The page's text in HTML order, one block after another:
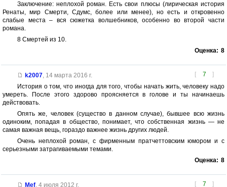
Заключение: неплохой роман. Есть свои плюсы (лирическая история
Ренаты, мир Смерти, Сдумс, более или менее), но есть и откровенно
слабые места – вся сюжетка волшебников, особенно во второй части
романа.
8 Смертей из 10.
Оценка: 8
[ 7 ]
k2007, 14 марта 2016 г.
История о том, что иногда для того, чтобы начать жить, человеку надо
умереть. После этого здорово проясняется в голове и ты начинаешь
действовать.
Опять же, человек (существо в данном случае), бывшее всю жизнь
одиноким, попадая в общество, понимает, что собственная жизнь — не
самая важная вещь, гораздо важнее жизнь других людей.
Очень неплохой роман, с фирменным пратчеттовским юмором и с
серьезными затрагиваемыми темами.
Оценка: 8
[ 7 ]
Mef, 4 июля 2012 г.